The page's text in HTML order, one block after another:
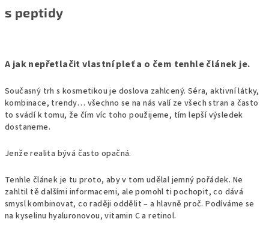
s peptidy
A jak nepřetlačit vlastní pleť a o čem tenhle článek je.
Současný trh s kosmetikou je doslova zahlcený. Séra, aktivní látky,
kombinace, trendy… všechno se na nás valí ze všech stran a často
to svádí k tomu, že čím víc toho použijeme, tím lepší výsledek
dostaneme.
Jenže realita bývá často opačná.
Tenhle článek je tu proto, aby v tom udělal jemný pořádek. Ne
zahltil tě dalšími informacemi, ale pomohl ti pochopit, co dává
smysl kombinovat, co raději oddělit – a hlavně proč. Podíváme se
na kyselinu hyaluronovou, vitamin C a retinol.